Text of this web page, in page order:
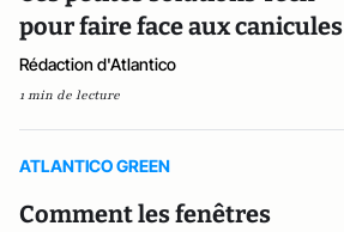
pour faire face aux canicules
Rédaction d'Atlantico
1 min de lecture
ATLANTICO GREEN
Comment les fenêtres